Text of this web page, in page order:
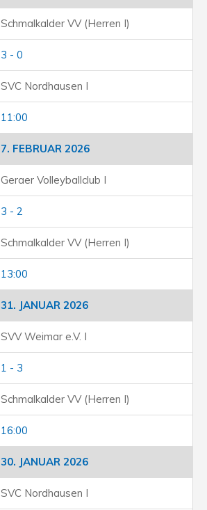
Schmalkalder VV (Herren I)
3 - 0
SVC Nordhausen I
11:00
7. FEBRUAR 2026
Geraer Volleyballclub I
3 - 2
Schmalkalder VV (Herren I)
13:00
31. JANUAR 2026
SVV Weimar e.V. I
1 - 3
Schmalkalder VV (Herren I)
16:00
30. JANUAR 2026
SVC Nordhausen I